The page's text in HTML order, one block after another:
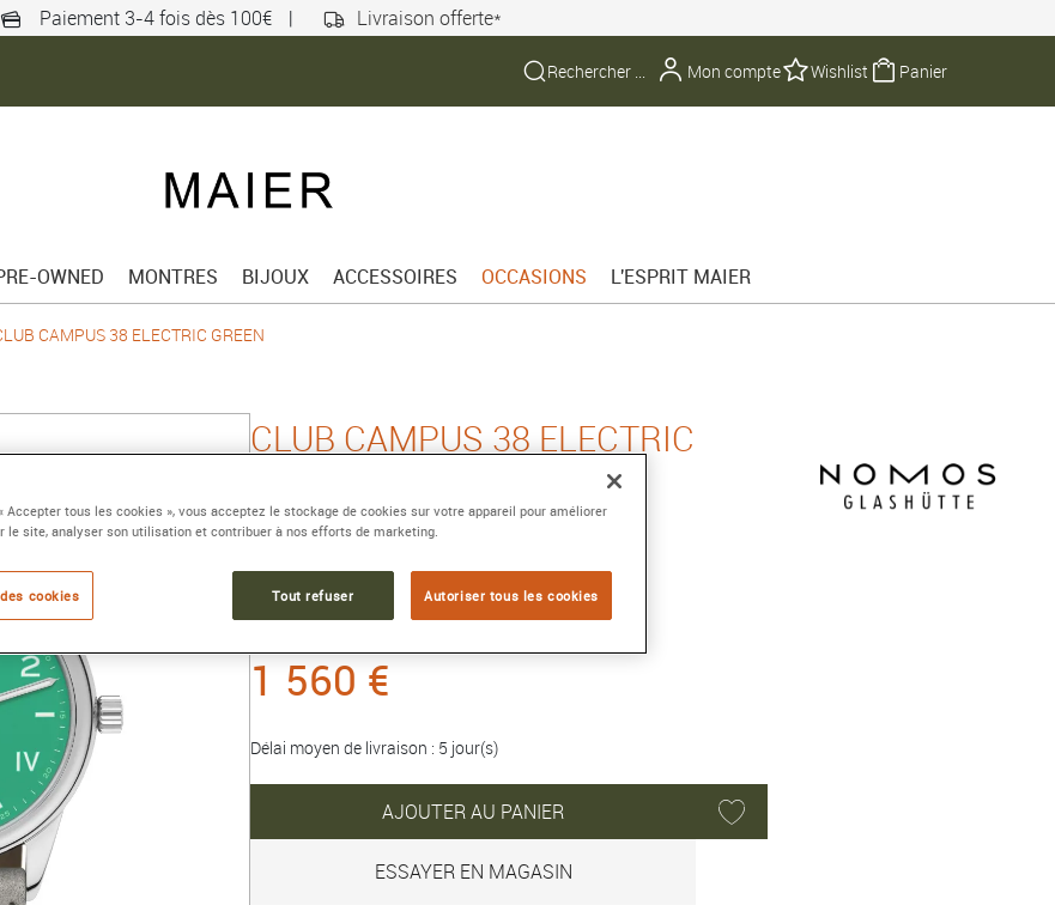
Paiement 3-4 fois dès 100€ | Livraison offerte*
Mon compte Wishlist Panier
OWNED MONTRES BIJOUX ACCESSOIRES OCCASIONS L'ESPRIT MAIER
CAMPUS 38 ELECTRIC GREEN
CLUB CAMPUS 38 ELECTRIC
38,5 mm, acier, remontage manuel
Référence :726
Collection :CLUB
1 560 €
Délai moyen de livraison : 5 jour(s)
AJOUTER AU PANIER
ESSAYER EN MAGASIN
Accepter tous les cookies », vous acceptez le stockage de cookies sur votre appareil pour améliorer
le site, analyser son utilisation et contribuer à nos efforts de marketing.
cookies Tout refuser Autoriser tous les cookies